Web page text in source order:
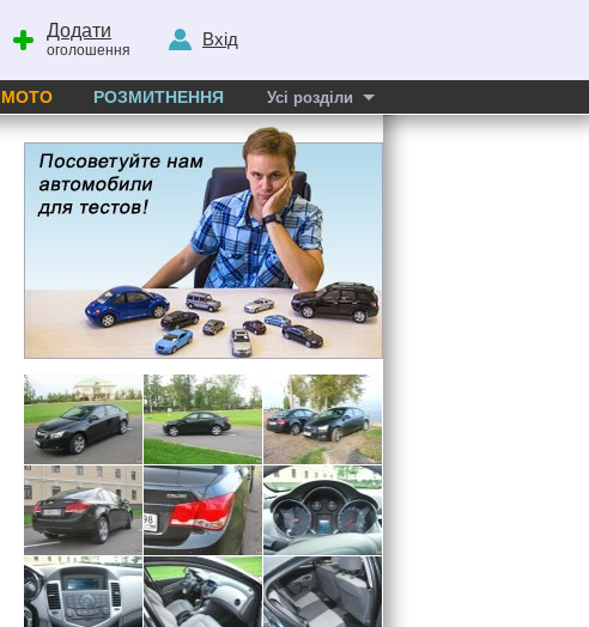
Додати
оголошення
Вхід
МОТО РОЗМИТНЕННЯ Усі розділи